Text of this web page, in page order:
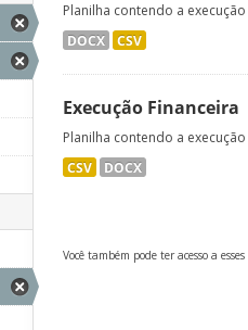
Planilha contendo a
DOCX CSV
Execução Financeira
Planilha contendo a
CSV DOCX
Você também pode ter acesso a